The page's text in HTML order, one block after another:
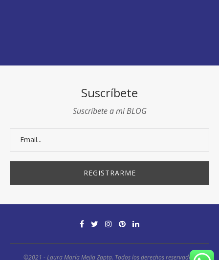
Suscríbete
Suscríbete a mi BLOG
©2021 - Laura María Mejía Zapta. Todos los derechos reservados.